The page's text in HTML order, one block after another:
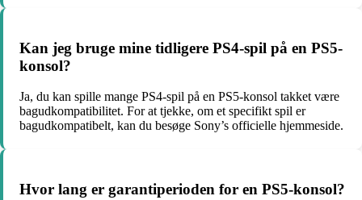
Kan jeg bruge mine tidligere PS4-spil på en PS5-
konsol?
Ja, du kan spille mange PS4-spil på en PS5-konsol takket være
bagudkompatibilitet. For at tjekke, om et specifikt spil er
bagudkompatibelt, kan du besøge Sony’s officielle hjemmeside.
Hvor lang er garantiperioden for en PS5-konsol?